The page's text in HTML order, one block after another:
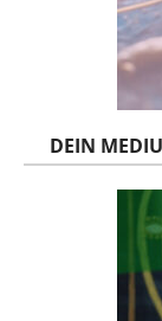
DEIN